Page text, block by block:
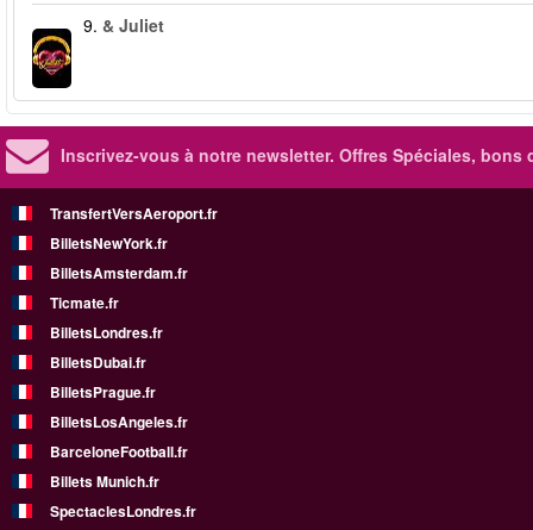
9. & Juliet
Inscrivez-vous à notre newsletter. Offres Spéciales, bons
TransfertVersAeroport.fr
BilletsNewYork.fr
BilletsAmsterdam.fr
Ticmate.fr
BilletsLondres.fr
BilletsDubai.fr
BilletsPrague.fr
BilletsLosAngeles.fr
BarceloneFootball.fr
Billets Munich.fr
SpectaclesLondres.fr